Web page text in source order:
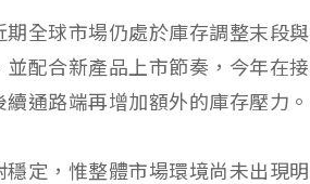
全球市場仍處於庫存調整末段與
配合新產品上市節奏，今年在接
通路端再增加額外的庫存壓力。
定，惟整體市場環境尚未出現明